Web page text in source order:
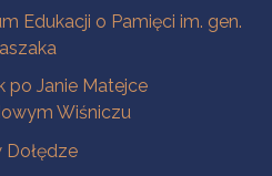
Edukacji o Pamięci im. gen.
po Janie Matejce
Wiśniczu